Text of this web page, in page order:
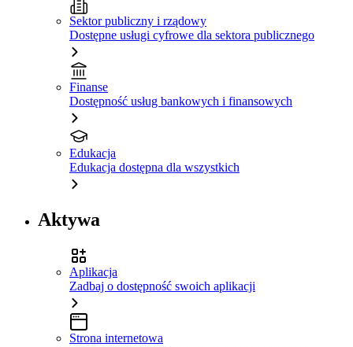
Sektor publiczny i rządowy
Dostępne usługi cyfrowe dla sektora publicznego
Finanse
Dostępność usług bankowych i finansowych
Edukacja
Edukacja dostępna dla wszystkich
Aktywa
Aplikacja
Zadbaj o dostępność swoich aplikacji
Strona internetowa